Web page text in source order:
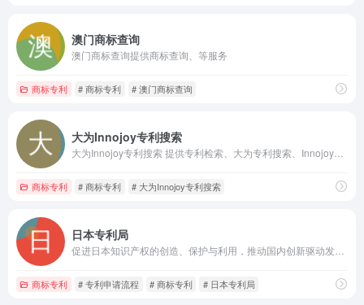
澳门商标查询
澳门商标查询提供商标查询、等服务
商标专利 # 商标专利 # 澳门商标查询
大为Innojoy专利搜索
商标专利 # 商标专利 # 大为Innojoy专利搜索
日本专利局
商标专利 # 专利申请流程 # 商标专利 # 日本专利局